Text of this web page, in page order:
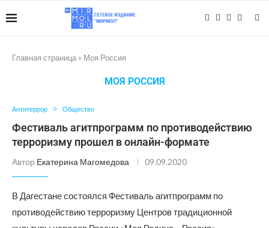
Главная страница » Моя Россия
МОЯ РОССИЯ
Антитеррор Общество
Фестиваль агитпрограмм по противодействию
терроризму прошел в онлайн-формате
Автор Екатерина Магомедова 09.09.2020
В Дагестане состоялся Фестиваль агитпрограмм по
противодействию терроризму Центров традиционной